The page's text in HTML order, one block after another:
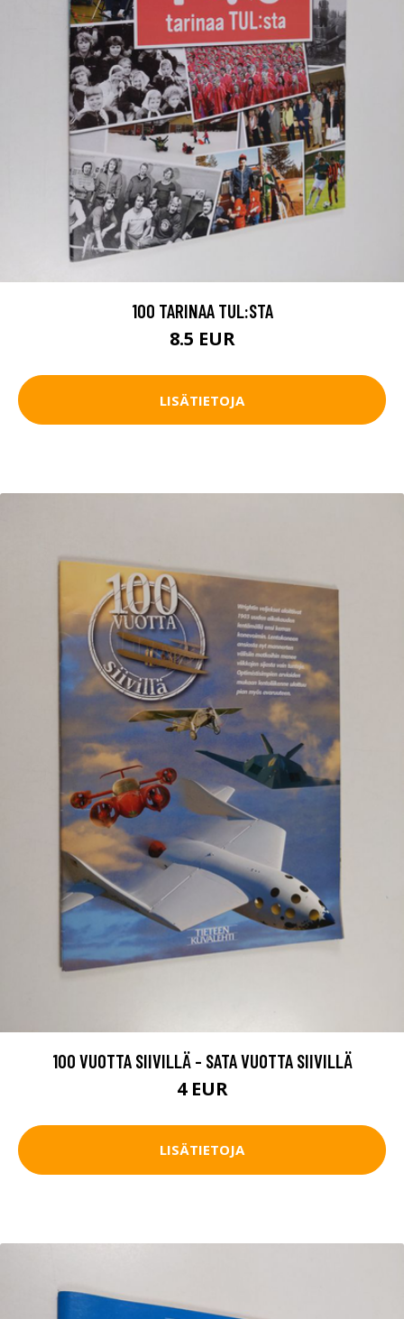
100 TARINAA TUL:STA
8.5 EUR
LISÄTIETOJA
100 VUOTTA SIIVILLÄ - SATA VUOTTA SIIVILLÄ
4 EUR
LISÄTIETOJA